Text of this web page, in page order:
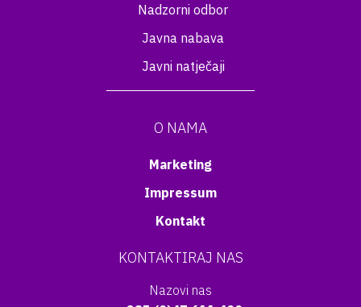
Nadzorni odbor
Javna nabava
Javni natječaji
O NAMA
Marketing
Impressum
Kontakt
KONTAKTIRAJ NAS
Nazovi nas